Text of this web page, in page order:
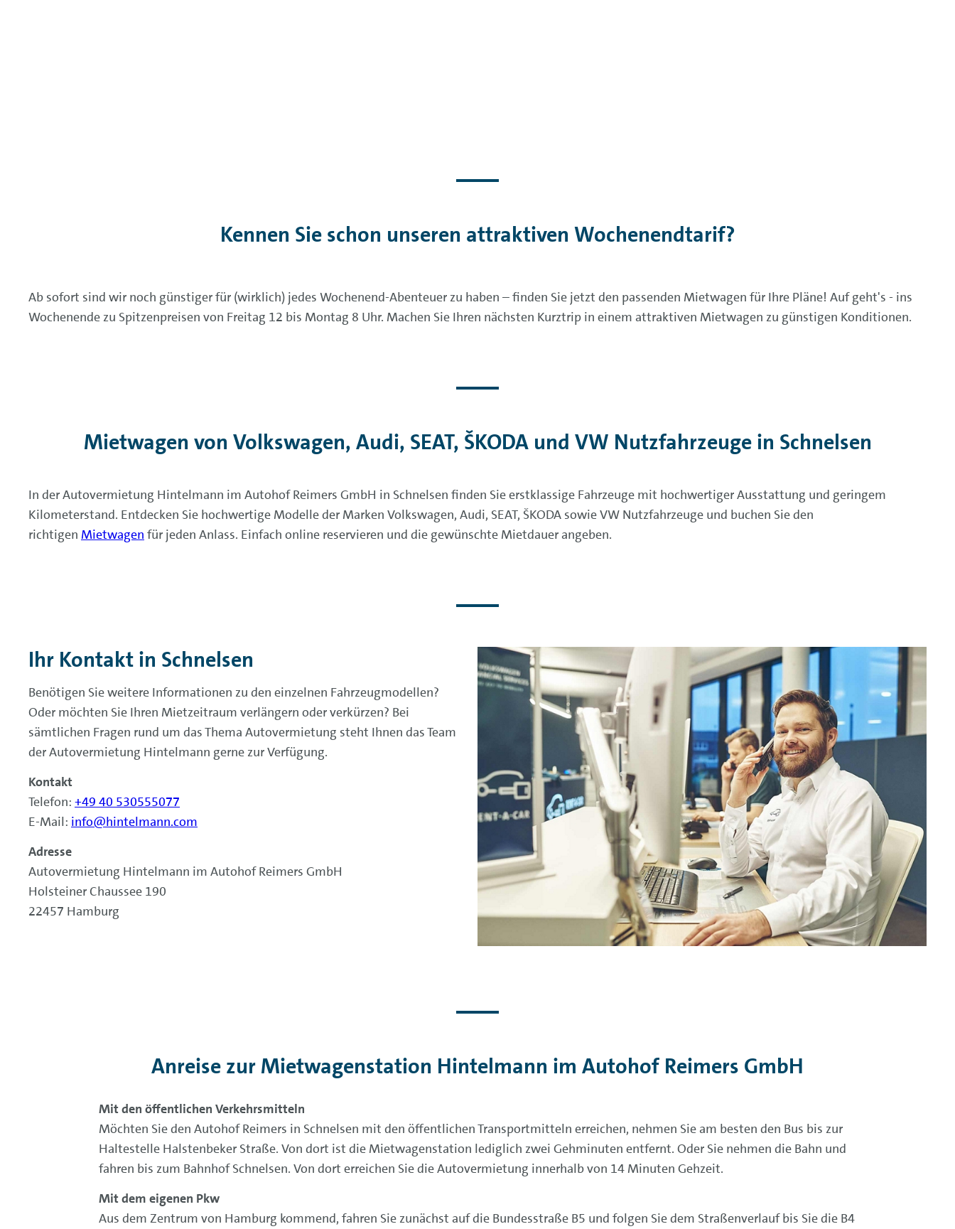
Kennen Sie schon unseren attraktiven Wochenendtarif?
Ab sofort sind wir noch günstiger für (wirklich) jedes Wochenend-Abenteuer zu haben – finden Sie jetzt den passenden Mietwagen für Ihre Pläne! Auf geht's - ins
Wochenende zu Spitzenpreisen von Freitag 12 bis Montag 8 Uhr. Machen Sie Ihren nächsten Kurztrip in einem attraktiven Mietwagen zu günstigen Konditionen.
Mietwagen von Volkswagen, Audi, SEAT, ŠKODA und VW Nutzfahrzeuge in Schnelsen
In der Autovermietung Hintelmann im Autohof Reimers GmbH in Schnelsen finden Sie erstklassige Fahrzeuge mit hochwertiger Ausstattung und geringem
Kilometerstand. Entdecken Sie hochwertige Modelle der Marken Volkswagen, Audi, SEAT, ŠKODA sowie VW Nutzfahrzeuge und buchen Sie den
richtigen Mietwagen für jeden Anlass. Einfach online reservieren und die gewünschte Mietdauer angeben.
Ihr Kontakt in Schnelsen
Benötigen Sie weitere Informationen zu den einzelnen Fahrzeugmodellen?
Oder möchten Sie Ihren Mietzeitraum verlängern oder verkürzen? Bei
sämtlichen Fragen rund um das Thema Autovermietung steht Ihnen das Team
der Autovermietung Hintelmann gerne zur Verfügung.
Kontakt
Telefon: +49 40 530555077
E-Mail: info@hintelmann.com
Adresse
Autovermietung Hintelmann im Autohof Reimers GmbH
Holsteiner Chaussee 190
22457 Hamburg
Anreise zur Mietwagenstation Hintelmann im Autohof Reimers GmbH
Mit den öffentlichen Verkehrsmitteln
Möchten Sie den Autohof Reimers in Schnelsen mit den öffentlichen Transportmitteln erreichen, nehmen Sie am besten den Bus bis zur
Haltestelle Halstenbeker Straße. Von dort ist die Mietwagenstation lediglich zwei Gehminuten entfernt. Oder Sie nehmen die Bahn und
fahren bis zum Bahnhof Schnelsen. Von dort erreichen Sie die Autovermietung innerhalb von 14 Minuten Gehzeit.
Mit dem eigenen Pkw
Aus dem Zentrum von Hamburg kommend, fahren Sie zunächst auf die Bundesstraße B5 und folgen Sie dem Straßenverlauf bis Sie die B4